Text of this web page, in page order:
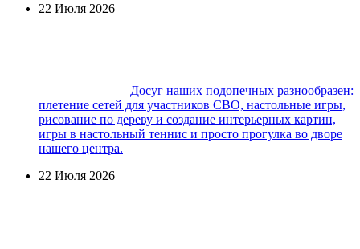
22 Июля 2026
Досуг наших подопечных разнообразен:
плетение сетей для участников СВО, настольные игры,
рисование по дереву и создание интерьерных картин,
игры в настольный теннис и просто прогулка во дворе
нашего центра.
22 Июля 2026